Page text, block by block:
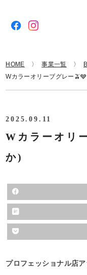
HOME 事業一覧
Wカラーオリーブグレー
2025.09.11
Wカラーオリ
か)
プロフェッショナル店